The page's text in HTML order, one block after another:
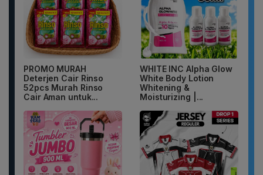
PROMO MURAH
Deterjen Cair Rinso
52pcs Murah Rinso
Cair Aman untuk...
WHITE INC Alpha Glow
White Body Lotion
Whitening &
Moisturizing |...